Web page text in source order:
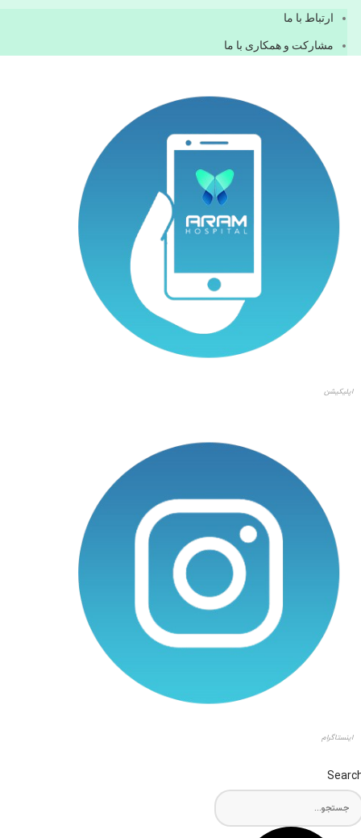
ارتباط با ما
مشاركت و همكاری با ما
اپلیکیشن
اینستاگرام